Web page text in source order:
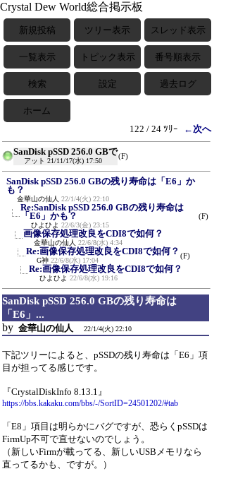
Crystal Dew World総合掲示板
新規投稿 ツリー表示 スレッド表示
一覧表示 トピック表示 番号順表示
検索 設定 過去ログ
ホーム
122 / 24 ﾂﾘｰ
←次へ
SanDisk pSSD 256.0 GBで
アット 21/11/17(水) 17:50
(F)
SanDisk pSSD 256.0 GBの残り寿命は「E6」か
も？
金華山の仙人 22/1/4(火) 22:10
Re:SanDisk pSSD 256.0 GBの残り寿命は
「E6」かも？
ひよひよ 22/6/3(金) 23:15
(F)
画像保存処理改良をCDI8で如何？
金華山の仙人 22/6/8(水) 4:34
Re:画像保存処理改良をCDI8で如何？
G神 22/6/8(水) 17:04
(F)
Re:画像保存処理改良をCDI8で如何？
ひよひよ 22/6/8(水) 19:16
SanDisk pSSD 256.0 GBの残り寿命は
「E6」...
by 金華山の仙人 22/1/4(火) 22:10
下記ツリーによると、pSSDの残り寿命は「E6」項
目が担ってる感じです。
『CrystalDiskInfo 8.13.1』
https://bbs.kakaku.com/bbs/-/SortID=24501202/#tab
「E8」項目は明らかにバグですが、恐らくpSSDは
FirmUp不可で直せないのでしょう。
（新しいFirmが載ってる、新しいUSBメモリなら
直ってるかも、ですが。）